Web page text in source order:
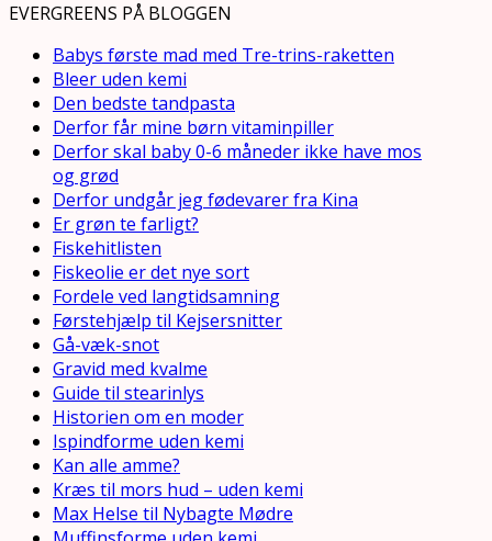
EVERGREENS PÅ BLOGGEN
Babys første mad med Tre-trins-raketten
Bleer uden kemi
Den bedste tandpasta
Derfor får mine børn vitaminpiller
Derfor skal baby 0-6 måneder ikke have mos
og grød
Derfor undgår jeg fødevarer fra Kina
Er grøn te farligt?
Fiskehitlisten
Fiskeolie er det nye sort
Fordele ved langtidsamning
Førstehjælp til Kejsersnitter
Gå-væk-snot
Gravid med kvalme
Guide til stearinlys
Historien om en moder
Ispindforme uden kemi
Kan alle amme?
Kræs til mors hud – uden kemi
Max Helse til Nybagte Mødre